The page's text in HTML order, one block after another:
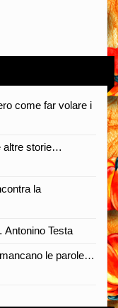
come far volare i
altre storie…
la
Testa
le parole…